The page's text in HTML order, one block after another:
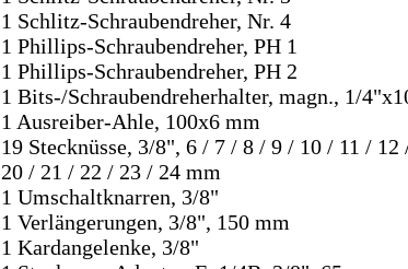
1 Schlitz-Schraubendreher, Nr. 4
1 Phillips-Schraubendreher, PH 1
1 Phillips-Schraubendreher, PH 2
1 Bits-/Schraubendreherhalter, magn., 1/
1 Ausreiber-Ahle, 100x6 mm
19 Stecknüsse, 3/8", 6 / 7 / 8 / 9 / 10 / 11 /
20 / 21 / 22 / 23 / 24 mm
1 Umschaltknarren, 3/8"
1 Verlängerungen, 3/8", 150 mm
1 Kardangelenke, 3/8"